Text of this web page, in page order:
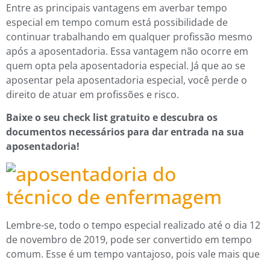
Entre as principais vantagens em averbar tempo
especial em tempo comum está possibilidade de
continuar trabalhando em qualquer profissão mesmo
após a aposentadoria. Essa vantagem não ocorre em
quem opta pela aposentadoria especial. Já que ao se
aposentar pela aposentadoria especial, você perde o
direito de atuar em profissões e risco.
Baixe o seu check list gratuito e descubra os
documentos necessários para dar entrada na sua
aposentadoria!
Lembre-se, todo o tempo especial realizado até o dia 12
de novembro de 2019, pode ser convertido em tempo
comum. Esse é um tempo vantajoso, pois vale mais que